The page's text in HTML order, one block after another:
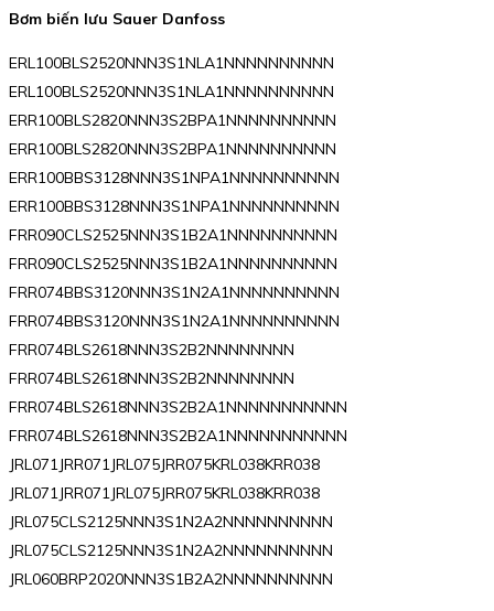
Bơm biến lưu Sauer Danfoss
ERL100BLS2520NNN3S1NLA1NNNNNNNNNN
ERL100BLS2520NNN3S1NLA1NNNNNNNNNN
ERR100BLS2820NNN3S2BPA1NNNNNNNNNN
ERR100BLS2820NNN3S2BPA1NNNNNNNNNN
ERR100BBS3128NNN3S1NPA1NNNNNNNNNN
ERR100BBS3128NNN3S1NPA1NNNNNNNNNN
FRR090CLS2525NNN3S1B2A1NNNNNNNNNN
FRR090CLS2525NNN3S1B2A1NNNNNNNNNN
FRR074BBS3120NNN3S1N2A1NNNNNNNNNN
FRR074BBS3120NNN3S1N2A1NNNNNNNNNN
FRR074BLS2618NNN3S2B2NNNNNNNN
FRR074BLS2618NNN3S2B2NNNNNNNN
FRR074BLS2618NNN3S2B2A1NNNNNNNNNNN
FRR074BLS2618NNN3S2B2A1NNNNNNNNNNN
JRL071JRR071JRL075JRR075KRL038KRR038
JRL071JRR071JRL075JRR075KRL038KRR038
JRL075CLS2125NNN3S1N2A2NNNNNNNNNN
JRL075CLS2125NNN3S1N2A2NNNNNNNNNN
JRL060BRP2020NNN3S1B2A2NNNNNNNNNN